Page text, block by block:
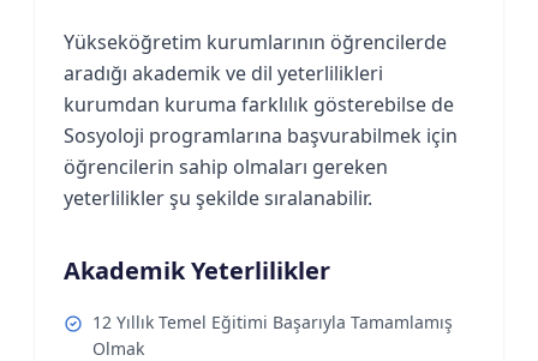
Yükseköğretim kurumlarının öğrencilerde
aradığı akademik ve dil yeterlilikleri
kurumdan kuruma farklılık gösterebilse de
Sosyoloji programlarına başvurabilmek için
öğrencilerin sahip olmaları gereken
yeterlilikler şu şekilde sıralanabilir.
Akademik Yeterlilikler
12 Yıllık Temel Eğitimi Başarıyla Tamamlamış
Olmak